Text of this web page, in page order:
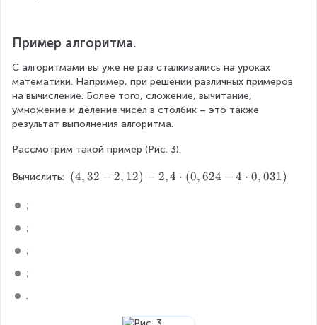
3
\
q
u
a
d
4
Пример алгоритма.
С алгоритмами вы уже не раз сталкивались на уроках
математики. Например, при решении различных примеров
на вычисление. Более того, сложение, вычитание,
умножение и деление чисел в столбик – это также
результат выполнения алгоритма.
Рассмотрим такой пример (Рис. 3):
Вычислить: \
(4, 32 − 2, 12) − 2,4 ⋅ (0, 624 − 4 ⋅ 0, 031)
;
;
;
;
.